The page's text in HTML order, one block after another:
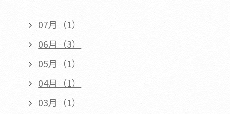
07月（1）
06月（3）
05月（1）
04月（1）
03月（1）